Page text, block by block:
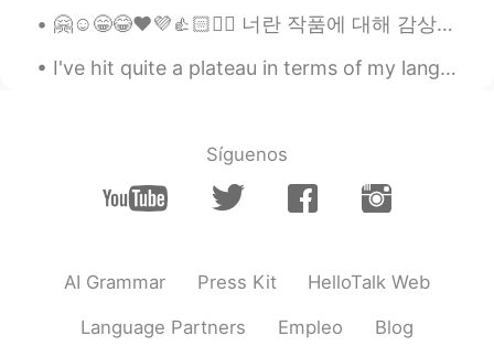
CN KR
形状
Lynn的 Husband Jacky
EN CN
ℬℴℴ𝓀𝓈𝒶𝓃𝒹𝓅ℯℴ𝓃𝒾ℯ𝓈 2021.01.13 06:01
For a while I thought it's a sweet 😂
🤗☺️😁😂❤️💜👍🏻✌🏻 너란 작품에 대해 감상을 해, 너란 존재가 예술 이니까 I appreciate the masterpiece that is you, because you...
I've hit quite a plateau in terms of my language progression. 我语言水平没有进步，也没有退步。 步入平台期。 So, I'm ...
Síguenos
AI Grammar Press Kit HelloTalk Web
Language Partners Empleo Blog